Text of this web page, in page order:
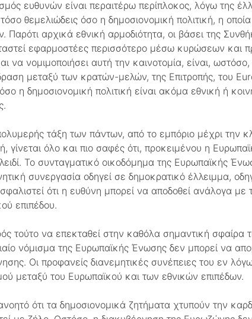
ευθυνών είναι περαιτέρω περίπλοκος, λόγω της
τόσο θεμελιώδεις όσο η δημοσιονομική πολιτική, η
Παρότι αρχικά εθνική αρμοδιότητα, οι βάσει της
εφαρμοστέες περισσότερο μέσω κυρώσεων και
να νομιμοποιήσει αυτή την καινοτομία, είναι,
μεταξύ των κρατών-μελών, της Επιτροπής, του
η δημοσιονομική πολιτική είναι ακόμα εθνική ή
τάξη των πάντων, από το εμπόριο μέχρι την
γίνεται όλο και πιο σαφές ότι, προκειμένου η
Το συνταγματικό οικοδόμημα της Ευρωπαϊκής
συνεργασία οδηγεί σε δημοκρατικό έλλειμμα,
ότι η ευθύνη μπορεί να αποδοθεί ανάλογα
επιπέδου.
τούτο να επεκταθεί στην καθόλα σημαντική
νόμισμα της Ευρωπαϊκής Ένωσης δεν μπορεί να
Οι προφανείς διανεμητικές συνέπειες του εν
μεταξύ του Ευρωπαϊκού και των εθνικών επιπέδων.
ότι τα δημοσιονομικά ζητήματα χτυπούν την